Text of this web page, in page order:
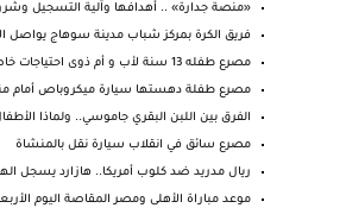
«منصة جدارة» .. أهدافها وآلية التسجيل
فريق الكرة بمركز شباب مدينة سوهاج يواصل
مصرع طفله 13 سنة لأب و أم ذوى احتياجات خاصة ( صم ...
مصرع طفلة دهستها سيارة ميكروباص أمام
الفرق بين اللبن البقري جاموسي.. ولماذا
مصرع سائق في انقلاب سيارة نقل بالمنشاة
ريال مدريد ضد كلوب أمريكا.. هازارد يسجل
موعد مباراة الأهلى ومصر المقاصة اليوم